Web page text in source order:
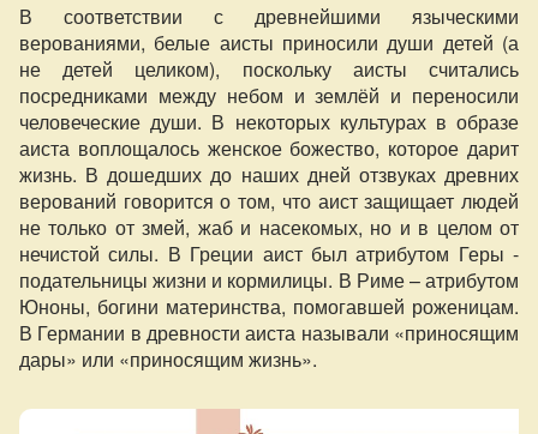
В соответствии с древнейшими языческими
верованиями, белые аисты приносили души детей (а
не детей целиком), поскольку аисты считались
посредниками между небом и землёй и переносили
человеческие души. В некоторых культурах в образе
аиста воплощалось женское божество, которое дарит
жизнь. В дошедших до наших дней отзвуках древних
верований говорится о том, что аист защищает людей
не только от змей, жаб и насекомых, но и в целом от
нечистой силы. В Греции аист был атрибутом Геры -
подательницы жизни и кормилицы. В Риме – атрибутом
Юноны, богини материнства, помогавшей роженицам.
В Германии в древности аиста называли «приносящим
дары» или «приносящим жизнь».